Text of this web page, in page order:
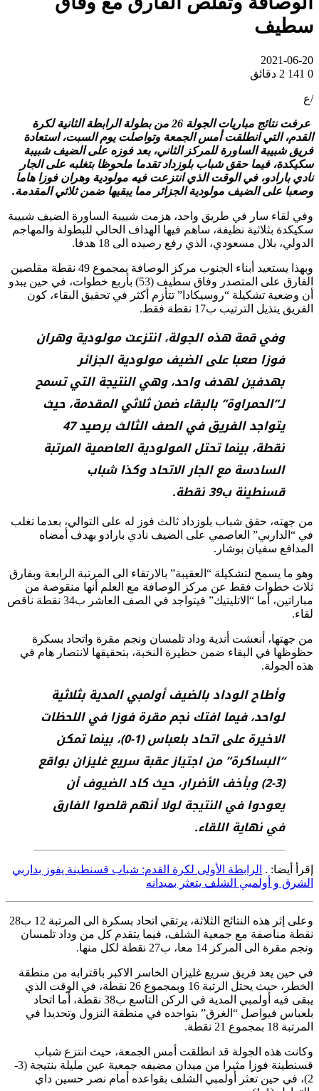
سطيف
2021-06-20
0
2 دقائق
/ع
عرفت نتائج مباريات الجولة 26 من بطولة الرابطة الثانية لكرة
القدم، التي انطلقت أمس الجمعة وتواصلت يوم السبت، استعادة
فريق شبيبة الساورة للمركز الثاني، بعد فوزه على الضيف شبيبة
سكيكدة، فيما حقق شباب بلوزداد تقدما ملحوظا بتغلبه على الجار
نادي بارادو، في الوقت الذي انتزعت فيه مولودية وهران فوزا هاما
وصعبا على الضيف مولودية الجزائر مما يبقيها ضمن ثلاثي المقدمة.
وفي لقاء سار في طريق واحد، هزمت شبيبة الساورة الضيف شبيبة
سكيكدة بثلاثية نظيفة، ساهم فيها الهداف الحالي للبطولة والمهاجم
الدولي، بلال مسعودي، الذي رفع رصيده الى 18 هدفا.
وبهذا يستعيد أبناء الجنوب مركز الوصافة بمجموع 49 نقطة مقلصين
الفارق على المتصدر وفاق سطيف (53) بأربع خطوات، في حين يبدو
أن وضعية تشكيلة “روسيكادا” تتأزم أكثر في تحقيق البقاء، كون
الفريق يتذيل الترتيب ب17 نقطة فقط.
وفي قمة هذه الجولة، انتزعت مولودية وهران
فوزا صعبا على الضيف مولودية الجزائر
بهدفين لهدف واحد، وهي النتيجة التي تسمح
لـ”الحمراوة” بالبقاء ضمن ثلاثي المقدمة، حيث
يتواجد الفريق في الصف الثالث برصيد 47
نقطة، بينما تحتل المولودية العاصمية المرتبة
السادسة مع الجار الاتحاد وكذا شباب
قسنطينة ب39 نقطة.
من جهته، حقق شباب بلوزداد ثالث فوز له على التوالي، بعدما تغلب
في “الداربي” العاصمي على الضيف نادي بارادو بهدف أمضاه
المدافع سفيان بوشار.
وهو ما يسمح لتشكيلة “العقيبة” بالارتقاء الى المرتبة الرابعة وبفارق
ثلاث خطوات فقط عن مركز الوصافة مع العلم أنها منقوصة من
مباراتين، أما “الاتليتيك” فيتواجد في الصف العاشر ب34 نقطة ناقص
لقاء.
من جهتها، أنعشت أندية وداد تلمسان ونجم مقرة واتحاد بسكرة
حظوظها في البقاء ضمن حظيرة النخبة، بتحقيقها لانتصار هام في
هذه الجولة.
وأطاح الوداد بالضيف أولمبي المدية بثلاثية
لواحد، فيما افتك نجم مقرة فوزا في اللحظات
الاخيرة على اتحاد بلعباس (1-0)، بينما تمكن
“البساكرة” من اجتياز عقبة سريع غليزان بواقع
(3-2) وبأخف الأضرار، حيث كاد الضيوف أن
يعودوا في النتيجة لولا أنهم قلصوا الفارق
في نهاية اللقاء.
إقرأ أيضا: . الرابطة الأولى لكرة القدم: شباب قسنطينة يفوز بداربي
الشرق و أولمبي الشلف يتعثر بميدانه
وعلى إثر هذه النتائج الثلاثة، يرتقي اتحاد بسكرة الى المرتبة 12 ب28
نقطة مناصفة مع جمعية الشلف، فيما يتقدم كل من وداد تلمسان
ونجم مقرة الى المركز 14 معا، ب27 نقطة لكل منها.
في حين يعد فريق سريع غليزان الخاسر الاكبر باقترابه من منطقة
الخطر، حيث يحتل الرتبة 16 وبمجموع 26 نقطة، في الوقت الذي
يبقى فيه أولمبي المدية في الركن التاسع ب38 نقطة، أما اتحاد
بلعباس فيواصل “الغرق” بتواجده في منطقة النزول وتحديدا في
المرتبة 18 بمجموع 21 نقطة.
وكانت هذه الجولة قد انطلقت أمس الجمعة، حيث انتزع شباب
قسنطينة فوزا مثيرا من ميدان مضيفه جمعية عين مليلة بنتيجة (3-
2)، في حين تعثر أولمبي الشلف بقواعده أمام نصر حسين داي